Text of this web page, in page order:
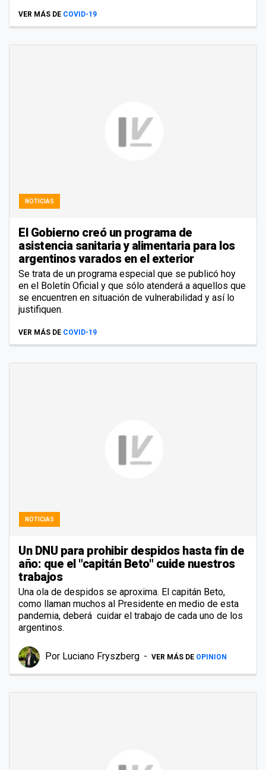
VER MÁS DE COVID-19
NOTICIAS
El Gobierno creó un programa de
asistencia sanitaria y alimentaria para los
argentinos varados en el exterior
Se trata de un programa especial que se publicó hoy
en el Boletín Oficial y que sólo atenderá a aquellos que
se encuentren en situación de vulnerabilidad y así lo
justifiquen.
VER MÁS DE COVID-19
NOTICIAS
Un DNU para prohibir despidos hasta fin de
año: que el "capitán Beto" cuide nuestros
trabajos
Una ola de despidos se aproxima. El capitán Beto,
como llaman muchos al Presidente en medio de esta
pandemia, deberá cuidar el trabajo de cada uno de los
argentinos.
Por Luciano Fryszberg VER MÁS DE OPINION